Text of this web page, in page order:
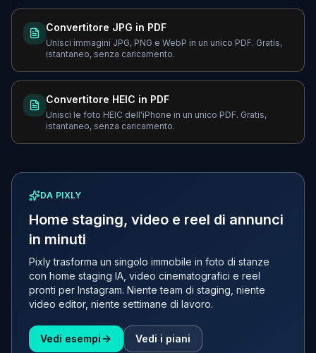
Convertitore JPG in PDF
Unisci immagini JPG, PNG e WebP in un unico PDF. Gratis,
istantaneo, senza caricamento.
Convertitore HEIC in PDF
Unisci le foto HEIC dell'iPhone in un unico PDF. Gratis,
istantaneo, senza caricamento.
DA PIXLY
Home staging, video e reel di annunci
in minuti
Pixly trasforma un singolo immobile in foto di stanze
con home staging IA, video cinematografici e reel
pronti per Instagram. Niente team di staging, niente
video editor, niente settimane di lavoro.
Vedi esempi Vedi i piani